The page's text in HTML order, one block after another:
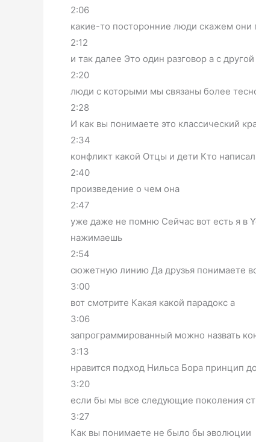
2:06
какие-то посторонние люди скажем
2:12
и так далее Это один разговор а с
2:20
люди с которыми мы связаны более
2:28
И как вы понимаете это классический
2:34
конфликт какой Отцы и дети Кто
2:40
произведение о чем она
2:47
уже даже не помню Сейчас вот есть я в
нажимаешь
2:54
сюжетную линию Да друзья понимаете
3:00
вот смотрите Какая какой парадокс а
3:06
запрограммированный можно назвать
3:13
нравится подход Нильса Бора принцип
3:20
если бы мы все следующие поколения
3:27
Как вы понимаете не было бы эволюции